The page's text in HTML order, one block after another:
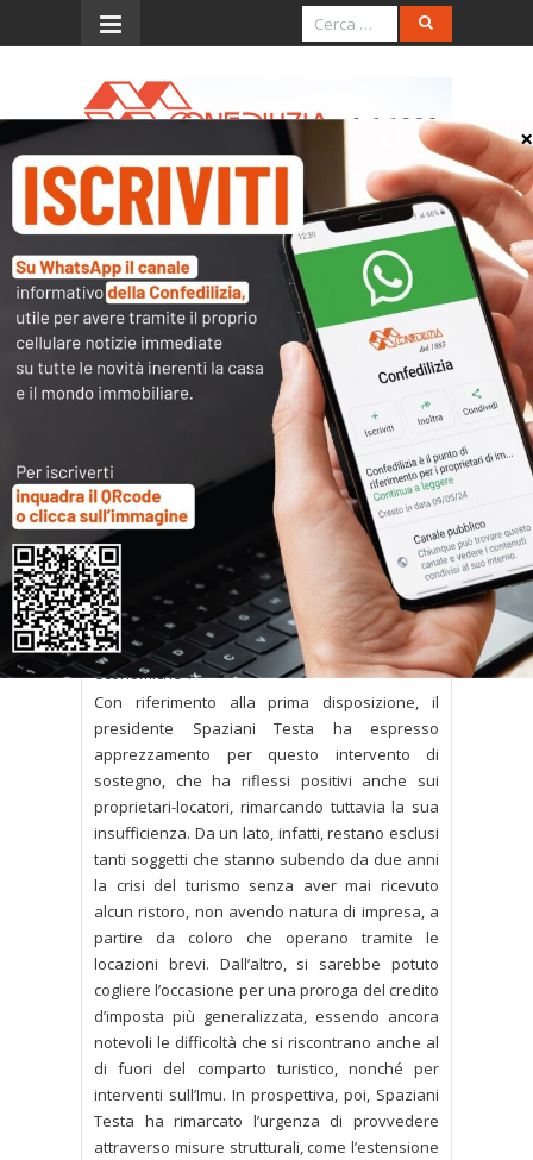
Menu
Confedilizia: marcia
indietro su cessione crediti
e correzione aiuti a turismo
Audizione in Senato sul decreto “Sostegni-ter”
La Confedilizia è stata ascoltata in audizione,
dalla Commissione Bilancio del Senato, in
merito al decreto-legge “Sostegni-ter”.
Due le norme di più diretto interesse della
Confederazione della proprietà edilizia:
l’articolo 5, riguardante il “credito d’imposta in
favore di imprese turistiche per canoni di
locazione di immobili”, e l’articolo 28,
contenente “misure di contrasto alle frodi nel
settore delle agevolazioni fiscali ed
economiche”.
Con riferimento alla prima disposizione, il
presidente Spaziani Testa ha espresso
apprezzamento per questo intervento di
sostegno, che ha riflessi positivi anche sui
proprietari-locatori, rimarcando tuttavia la sua
insufficienza. Da un lato, infatti, restano esclusi
tanti soggetti che stanno subendo da due anni
la crisi del turismo senza aver mai ricevuto
alcun ristoro, non avendo natura di impresa, a
partire da coloro che operano tramite le
locazioni brevi. Dall’altro, si sarebbe potuto
cogliere l’occasione per una proroga del credito
d’imposta più generalizzata, essendo ancora
notevoli le difficoltà che si riscontrano anche al
di fuori del comparto turistico, nonché per
interventi sull’Imu. In prospettiva, poi, Spaziani
Testa ha rimarcato l’urgenza di provvedere
attraverso misure strutturali, come l’estensione